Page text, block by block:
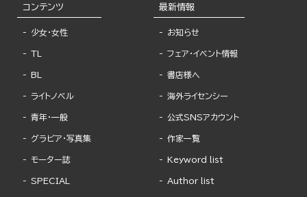
コンテンツ
少女・女性
TL
BL
ライトノベル
青年・一般
グラビア・写真集
モーター誌
SPECIAL
最新情報
お知らせ
フェア・イベント情報
書店様へ
海外ライセンシー
公式SNSアカウント
作家一覧
Keyword list
Author list